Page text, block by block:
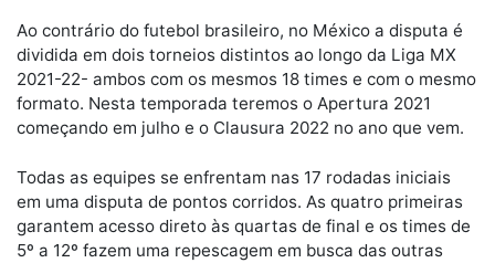
Ao contrário do futebol brasileiro, no México a disputa é
dividida em dois torneios distintos ao longo da Liga MX
2021-22- ambos com os mesmos 18 times e com o mesmo
formato. Nesta temporada teremos o Apertura 2021
começando em julho e o Clausura 2022 no ano que vem.
Todas as equipes se enfrentam nas 17 rodadas iniciais
em uma disputa de pontos corridos. As quatro primeiras
garantem acesso direto às quartas de final e os times de
5º a 12º fazem uma repescagem em busca das outras